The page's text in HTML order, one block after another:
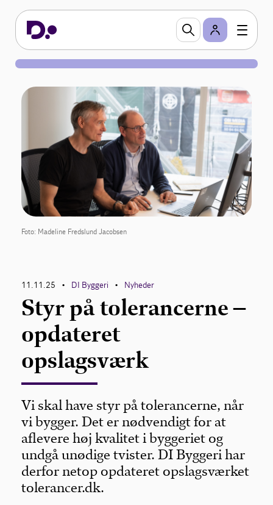
Foto: Madeline Fredslund Jacobsen
11.11.25 • DI Byggeri • Nyheder
Styr på tolerancerne –
opdateret
opslagsværk
Vi skal have styr på tolerancerne, når
vi bygger. Det er nødvendigt for at
aflevere høj kvalitet i byggeriet og
undgå unødige tvister. DI Byggeri har
derfor netop opdateret opslagsværket
tolerancer.dk.